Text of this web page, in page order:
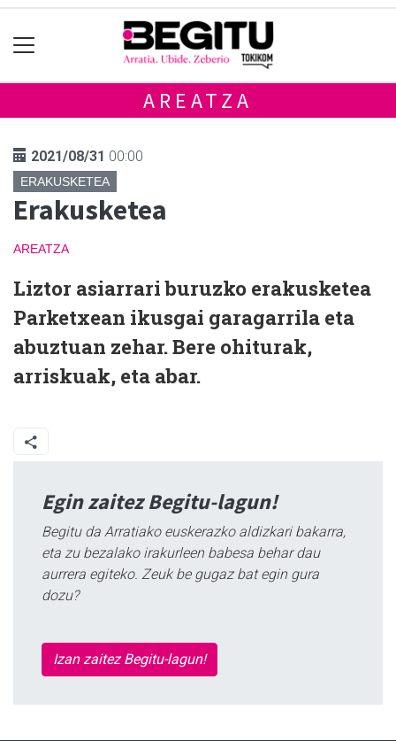
AREATZA
2021/08/31 00:00
ERAKUSKETEA
Erakusketea
AREATZA
Liztor asiarrari buruzko erakusketea
Parketxean ikusgai garagarrila eta
abuztuan zehar. Bere ohiturak,
arriskuak, eta abar.
Egin zaitez Begitu-lagun!
Begitu da Arratiako euskerazko aldizkari bakarra,
eta zu bezalako irakurleen babesa behar dau
aurrera egiteko. Zeuk be gugaz bat egin gura
dozu?
Izan zaitez Begitu-lagun!